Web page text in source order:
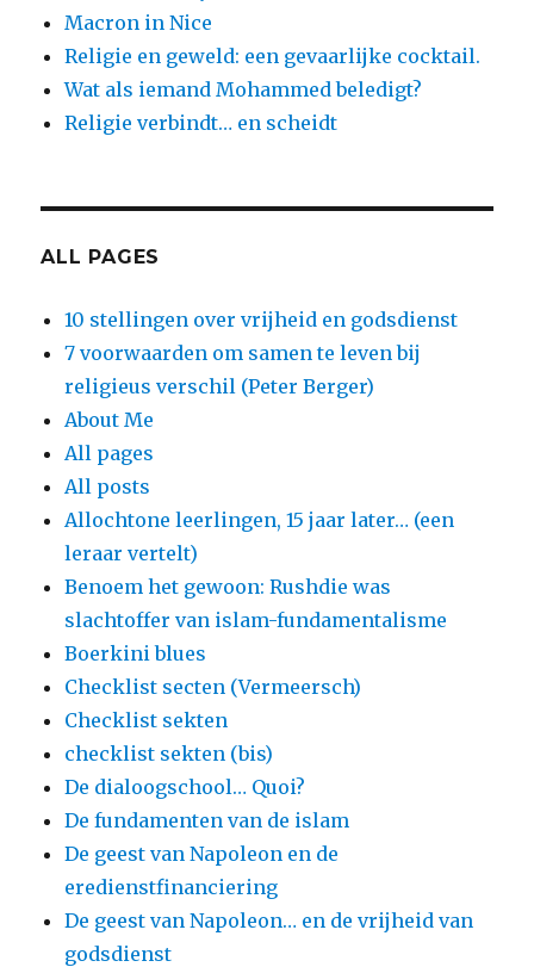
Macron in Nice
Religie en geweld: een gevaarlijke cocktail.
Wat als iemand Mohammed beledigt?
Religie verbindt… en scheidt
ALL PAGES
10 stellingen over vrijheid en godsdienst
7 voorwaarden om samen te leven bij
religieus verschil (Peter Berger)
About Me
All pages
All posts
Allochtone leerlingen, 15 jaar later… (een
leraar vertelt)
Benoem het gewoon: Rushdie was
slachtoffer van islam-fundamentalisme
Boerkini blues
Checklist secten (Vermeersch)
Checklist sekten
checklist sekten (bis)
De dialoogschool… Quoi?
De fundamenten van de islam
De geest van Napoleon en de
eredienstfinanciering
De geest van Napoleon… en de vrijheid van
godsdienst